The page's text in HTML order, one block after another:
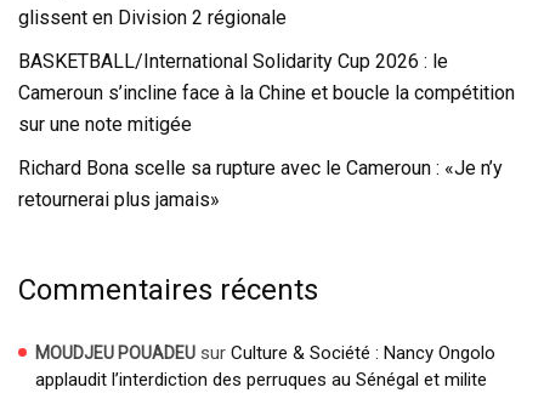
glissent en Division 2 régionale
BASKETBALL/International Solidarity Cup 2026 : le
Cameroun s’incline face à la Chine et boucle la compétition
sur une note mitigée
Richard Bona scelle sa rupture avec le Cameroun : «Je n’y
retournerai plus jamais»
Commentaires récents
MOUDJEU POUADEU sur Culture & Société : Nancy Ongolo
applaudit l’interdiction des perruques au Sénégal et milite